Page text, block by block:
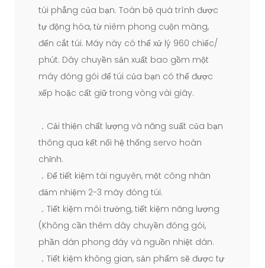
túi phẳng của bạn. Toàn bộ quá trình được
tự động hóa, từ niêm phong cuộn màng,
đến cắt túi. Máy này có thể xử lý 960 chiếc/
phút. Dây chuyền sản xuất bao gồm một
máy đóng gói để túi của bạn có thể được
xếp hoặc cất giữ trong vòng vài giây.
．Cải thiện chất lượng và năng suất của bạn
thông qua kết nối hệ thống servo hoàn
chỉnh.
．Để tiết kiệm tài nguyên, một công nhân
đảm nhiệm 2-3 máy đóng túi.
．Tiết kiệm môi trường, tiết kiệm năng lượng
(Không cần thêm dây chuyền đóng gói,
phần dán phong đáy và nguồn nhiệt dán.
．Tiết kiệm không gian, sản phẩm sẽ được tự